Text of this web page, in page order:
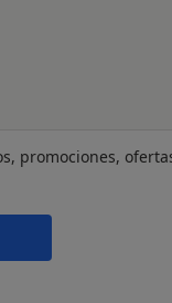
promociones,